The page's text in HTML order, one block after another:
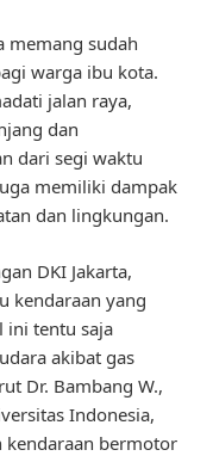
memang sudah
warga ibu kota.
jalan raya,
dan
dari segi waktu
memiliki dampak
dan lingkungan.
DKI Jakarta,
kendaraan yang
ini tentu saja
akibat gas
Dr. Bambang W.,
Indonesia,
kendaraan bermotor